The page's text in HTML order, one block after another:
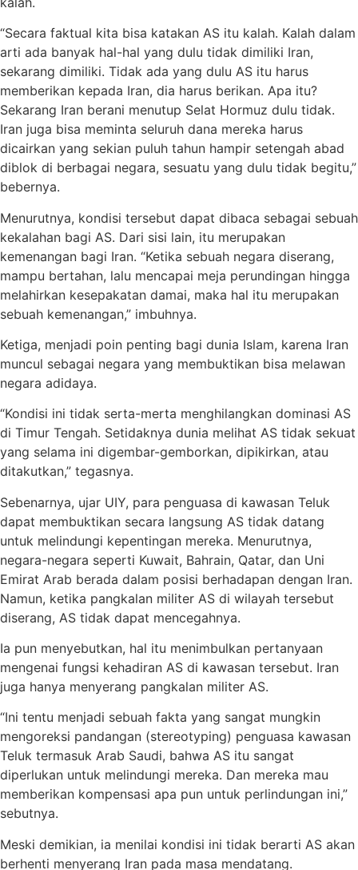
“Secara faktual kita bisa katakan AS itu kalah. Kalah dalam
arti ada banyak hal-hal yang dulu tidak dimiliki Iran,
sekarang dimiliki. Tidak ada yang dulu AS itu harus
memberikan kepada Iran, dia harus berikan. Apa itu?
Sekarang Iran berani menutup Selat Hormuz dulu tidak.
Iran juga bisa meminta seluruh dana mereka harus
dicairkan yang sekian puluh tahun hampir setengah abad
diblok di berbagai negara, sesuatu yang dulu tidak begitu,”
bebernya.
Menurutnya, kondisi tersebut dapat dibaca sebagai sebuah
kekalahan bagi AS. Dari sisi lain, itu merupakan
kemenangan bagi Iran. “Ketika sebuah negara diserang,
mampu bertahan, lalu mencapai meja perundingan hingga
melahirkan kesepakatan damai, maka hal itu merupakan
sebuah kemenangan,” imbuhnya.
Ketiga, menjadi poin penting bagi dunia Islam, karena Iran
muncul sebagai negara yang membuktikan bisa melawan
negara adidaya.
“Kondisi ini tidak serta-merta menghilangkan dominasi AS
di Timur Tengah. Setidaknya dunia melihat AS tidak sekuat
yang selama ini digembar-gemborkan, dipikirkan, atau
ditakutkan,” tegasnya.
Sebenarnya, ujar UIY, para penguasa di kawasan Teluk
dapat membuktikan secara langsung AS tidak datang
untuk melindungi kepentingan mereka. Menurutnya,
negara-negara seperti Kuwait, Bahrain, Qatar, dan Uni
Emirat Arab berada dalam posisi berhadapan dengan Iran.
Namun, ketika pangkalan militer AS di wilayah tersebut
diserang, AS tidak dapat mencegahnya.
Ia pun menyebutkan, hal itu menimbulkan pertanyaan
mengenai fungsi kehadiran AS di kawasan tersebut. Iran
juga hanya menyerang pangkalan militer AS.
“Ini tentu menjadi sebuah fakta yang sangat mungkin
mengoreksi pandangan (stereotyping) penguasa kawasan
Teluk termasuk Arab Saudi, bahwa AS itu sangat
diperlukan untuk melindungi mereka. Dan mereka mau
memberikan kompensasi apa pun untuk perlindungan ini,”
sebutnya.
Meski demikian, ia menilai kondisi ini tidak berarti AS akan
berhenti menyerang Iran pada masa mendatang.